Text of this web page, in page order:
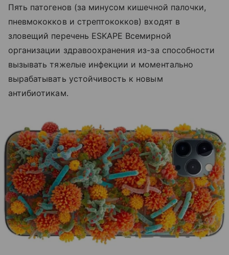
Пять патогенов (за минусом кишечной палочки,
пневмококков и стрептококков) входят в
зловещий перечень ESKAPE Всемирной
организации здравоохранения из-за способности
вызывать тяжелые инфекции и моментально
вырабатывать устойчивость к новым
антибиотикам.